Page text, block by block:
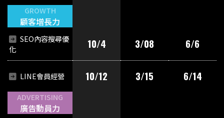
GROWTH
顧客增長力
SEO內容搜尋優
化
10/4 3/08 6/6
LINE會員經營 10/12 3/15 6/14
ADVERTISING
廣告動員力